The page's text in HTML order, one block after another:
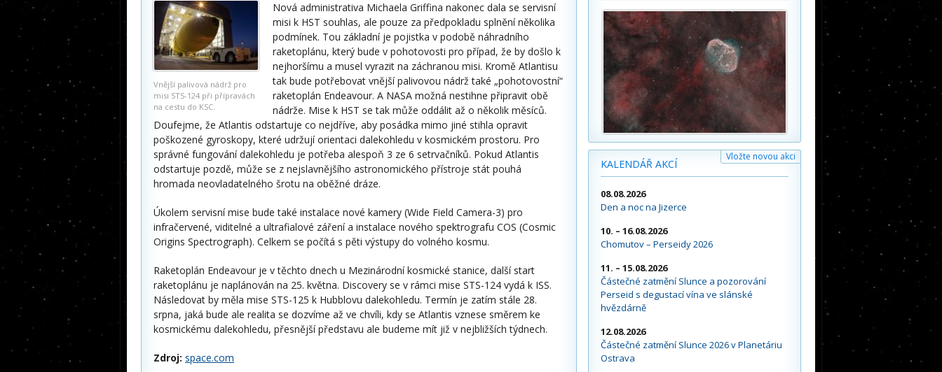
Vnější palivová nádrž pro
misi STS-124 při přípravách
na cestu do KSC.
Nová administrativa Michaela Griffina nakonec dala se servisní
misi k HST souhlas, ale pouze za předpokladu splnění několika
podmínek. Tou základní je pojistka v podobě náhradního
raketoplánu, který bude v pohotovosti pro případ, že by došlo k
nejhoršímu a musel vyrazit na záchranou misi. Kromě Atlantisu
tak bude potřebovat vnější palivovou nádrž také „pohotovostní“
raketoplán Endeavour. A NASA možná nestihne připravit obě
nádrže. Mise k HST se tak může oddálit až o několik měsíců.
Doufejme, že Atlantis odstartuje co nejdříve, aby posádka mimo jiné stihla opravit
poškozené gyroskopy, které udržují orientaci dalekohledu v kosmickém prostoru. Pro
správné fungování dalekohledu je potřeba alespoň 3 ze 6 setrvačníků. Pokud Atlantis
odstartuje pozdě, může se z nejslavnějšího astronomického přístroje stát pouhá
hromada neovladatelného šrotu na oběžné dráze.
Úkolem servisní mise bude také instalace nové kamery (Wide Field Camera-3) pro
infračervené, viditelné a ultrafialové záření a instalace nového spektrografu COS (Cosmic
Origins Spectrograph). Celkem se počítá s pěti výstupy do volného kosmu.
Raketoplán Endeavour je v těchto dnech u Mezinárodní kosmické stanice, další start
raketoplánu je naplánován na 25. května. Discovery se v rámci mise STS-124 vydá k ISS.
Následovat by měla mise STS-125 k Hubblovu dalekohledu. Termín je zatím stále 28.
srpna, jaká bude ale realita se dozvíme až ve chvíli, kdy se Atlantis vznese směrem ke
kosmickému dalekohledu, přesnější představu ale budeme mít již v nejbližších týdnech.
Zdroj: space.com
KALENDÁŘ AKCÍ
Vložte novou akci
08.08.2026
Den a noc na Jizerce
10. – 16.08.2026
Chomutov – Perseidy 2026
11. – 15.08.2026
Částečné zatmění Slunce a pozorování
Perseid s degustací vína ve slánské
hvězdárně
12.08.2026
Částečné zatmění Slunce 2026 v Planetáriu
Ostrava